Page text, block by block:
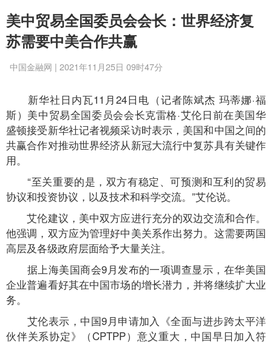
美中贸易全国委员会会长：世界经济复
苏需要中美合作共赢
中国金融网 | 2021年11月25日 09时47分
新华社日内瓦11月24日电（记者陈斌杰 玛蒂娜·福
斯）美中贸易全国委员会会长克雷格·艾伦日前在美国华
盛顿接受新华社记者视频采访时表示，美国和中国之间的
共赢合作对推动世界经济从新冠大流行中复苏具有关键作
用。
“至关重要的是，双方有稳定、可预测和互利的贸易
协议和投资协议，以及技术和科学交流。”艾伦说。
艾伦建议，美中双方应进行充分的双边交流和合作。
他强调，双方应为管理好中美关系作出努力。这需要两国
高层及各级政府层面给予大量关注。
据上海美国商会9月发布的一项调查显示，在华美国
企业普遍看好其在中国市场的增长潜力，并将继续扩大业
务。
艾伦表示，中国9月申请加入《全面与进步跨太平洋
伙伴关系协定》（CPTPP）意义重大，中国早日加入符